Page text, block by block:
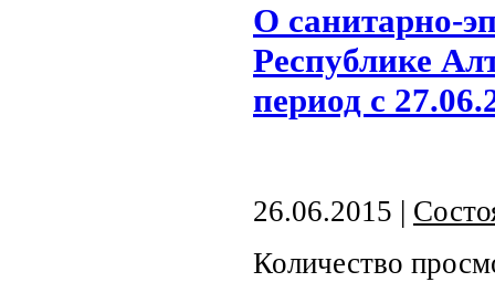
О санитарно-
Республике
период с
26.06.2015 |
Количество